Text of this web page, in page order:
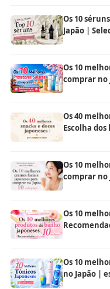
Os 10
Japão |
Os 10
comprar no
Os 40
Escolha dos
Os 10
comprar no
Os 10
Os 10
no Japão |